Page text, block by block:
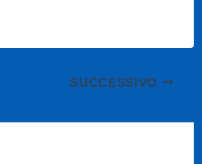
SUCCESSIVO